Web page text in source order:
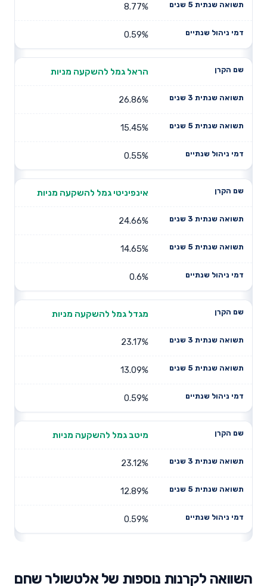
8.77%
0.59%
הראל גמל להשקעה מניות
26.86%
15.45%
0.55%
אינפיניטי גמל להשקעה מניות
24.66%
14.65%
0.6%
מגדל גמל להשקעה מניות
23.17%
13.09%
0.59%
מיטב גמל להשקעה מניות
23.12%
12.89%
0.59%
השוואה לקרנות נוספות של אלטשולר שחם